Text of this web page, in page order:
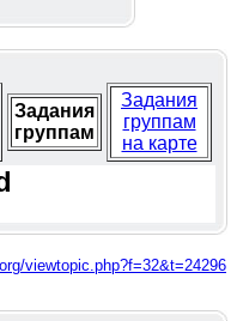
Задания
группам
Задания
группам
на карте
viewtopic.php?f=32&t=24296